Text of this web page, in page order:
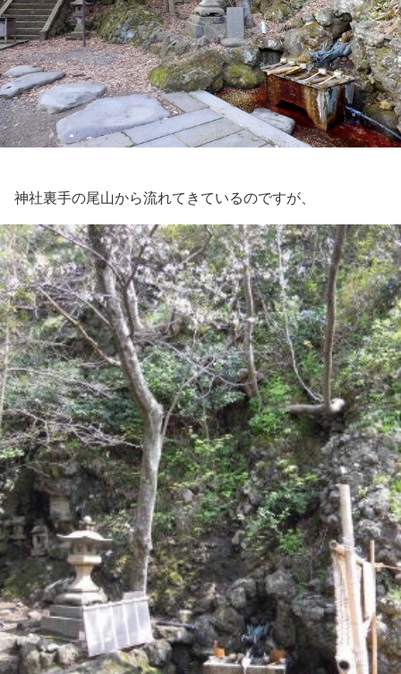
神社裏手の尾山から流れてきているのですが、